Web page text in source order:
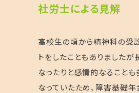
社労士による見解
高校生の頃から精神科の受
トをしたこともありました
なったりと感情的なること
なっていたため、障害基礎